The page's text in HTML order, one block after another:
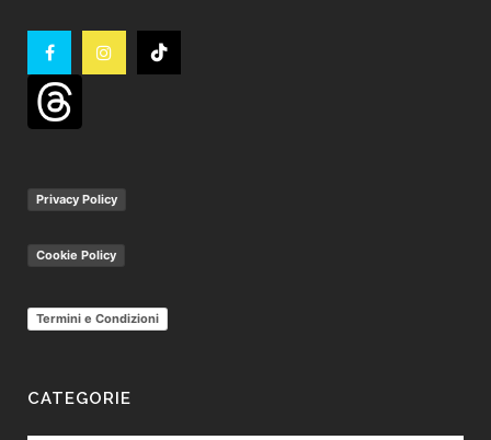
Privacy Policy
Cookie Policy
Termini e Condizioni
CATEGORIE